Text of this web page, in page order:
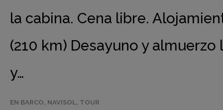
la cabina. Cena libre.
(210 km) Desayuno y
y…
EN BARCO, NAVISOL, TOUR